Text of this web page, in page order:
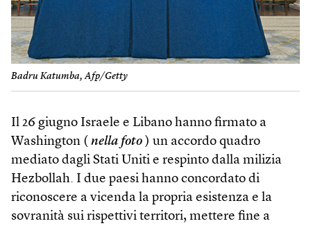
Badru Katumba, Afp/Getty
Il 26 giugno Israele e Libano hanno firmato a
Washington ( nella foto ) un accordo quadro
mediato dagli Stati Uniti e respinto dalla milizia
Hezbollah. I due paesi hanno concordato di
riconoscere a vicenda la propria esistenza e la
sovranità sui rispettivi territori, mettere fine a